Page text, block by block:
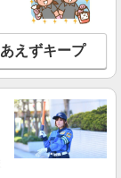
い有/週払い有/交
張
を見る
サービス付き
えずキープ
岩槻区・久喜市・